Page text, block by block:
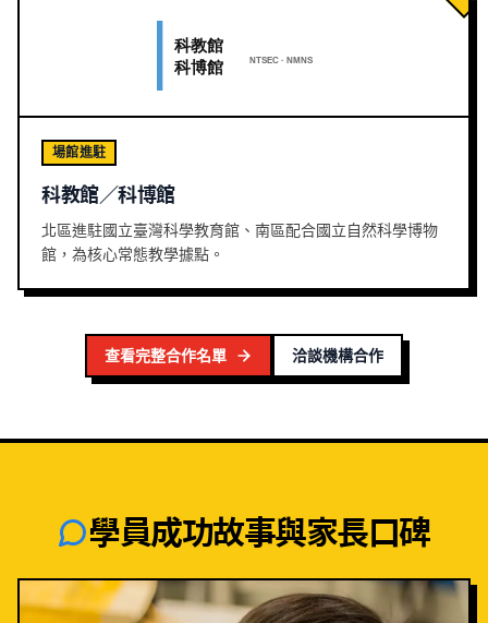
場館進駐
科教館／科博館
北區進駐國立臺灣科學教育館、南區配合國立自然科學博物
館，為核心常態教學據點。
查看完整合作名單 洽談機構合作
學員成功故事與家長口碑